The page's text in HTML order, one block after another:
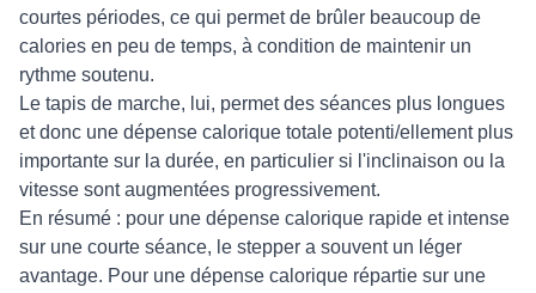
courtes périodes, ce qui permet de brûler beaucoup de
calories en peu de temps, à condition de maintenir un
rythme soutenu.
Le tapis de marche, lui, permet des séances plus longues
et donc une dépense calorique totale potenti/ellement plus
importante sur la durée, en particulier si l'inclinaison ou la
vitesse sont augmentées progressivement.
En résumé : pour une dépense calorique rapide et intense
sur une courte séance, le stepper a souvent un léger
avantage. Pour une dépense calorique répartie sur une